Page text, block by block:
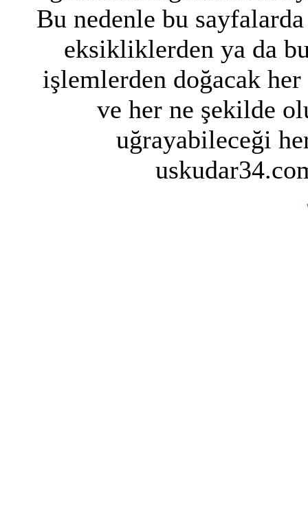
Bu nedenle bu
eksikliklerden ya da
işlemlerden doğacak
ve her ne şekilde
uğrayabileceği